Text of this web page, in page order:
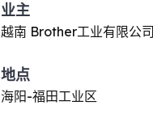
业主
越南 Brother工业有限公司
地点
海阳-福田工业区